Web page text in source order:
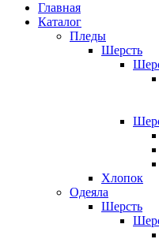
Главная
Каталог
Пледы
Шерсть
Хлопок
Одеяла
Шерсть